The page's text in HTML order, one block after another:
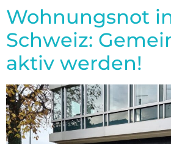
Wohnungsnot
Schweiz:
aktiv werden!